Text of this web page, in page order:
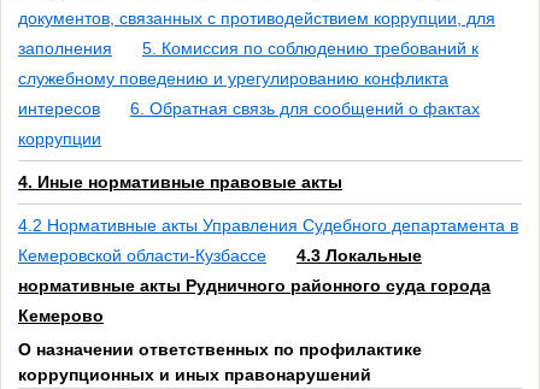
документов, связанных с противодействием коррупции, для
заполнения
5. Комиссия по соблюдению требований к
служебному поведению и урегулированию конфликта
интересов
6. Обратная связь для сообщений о фактах
коррупции
4. Иные нормативные правовые акты
4.2 Нормативные акты Управления Судебного департамента в
Кемеровской области-Кузбассе
4.3 Локальные
нормативные акты Рудничного районного суда города
Кемерово
О назначении ответственных по профилактике
коррупционных и иных правонарушений